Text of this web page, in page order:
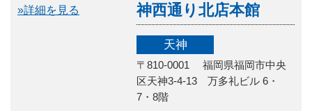
»詳細を見る
神西通り北店本館
天神
〒810-0001 福岡県福岡市中央
区天神3-4-13 万多礼ビル 6・
7・8階